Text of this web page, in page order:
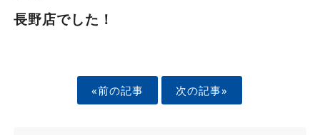
長野店でした！
«前の記事 次の記事»